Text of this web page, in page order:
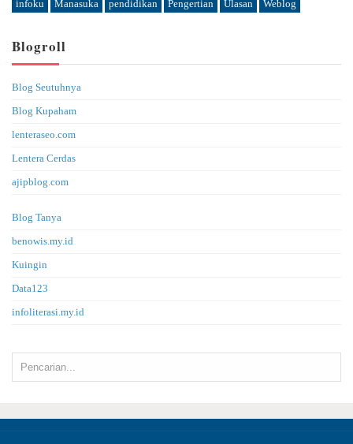
infoku Manasuka pendidikan Pengertian Ulasan Weblog
Blogroll
Blog Seutuhnya
Blog Kupaham
lenteraseo.com
Lentera Cerdas
ajipblog.com
Blog Tanya
benowis.my.id
Kuingin
Data123
infoliterasi.my.id